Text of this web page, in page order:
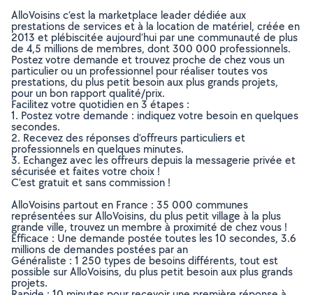
AlloVoisins c’est la marketplace leader dédiée aux
prestations de services et à la location de matériel, créée en
2013 et plébiscitée aujourd’hui par une communauté de plus
de 4,5 millions de membres, dont 300 000 professionnels.
Postez votre demande et trouvez proche de chez vous un
particulier ou un professionnel pour réaliser toutes vos
prestations, du plus petit besoin aux plus grands projets,
pour un bon rapport qualité/prix.
Facilitez votre quotidien en 3 étapes :
1. Postez votre demande : indiquez votre besoin en quelques
secondes.
2. Recevez des réponses d’offreurs particuliers et
professionnels en quelques minutes.
3. Echangez avec les offreurs depuis la messagerie privée et
sécurisée et faites votre choix !
C’est gratuit et sans commission !
AlloVoisins partout en France : 35 000 communes
représentées sur AlloVoisins, du plus petit village à la plus
grande ville, trouvez un membre à proximité de chez vous !
Efficace : Une demande postée toutes les 10 secondes, 3.6
millions de demandes postées par an
Généraliste : 1 250 types de besoins différents, tout est
possible sur AlloVoisins, du plus petit besoin aux plus grands
projets.